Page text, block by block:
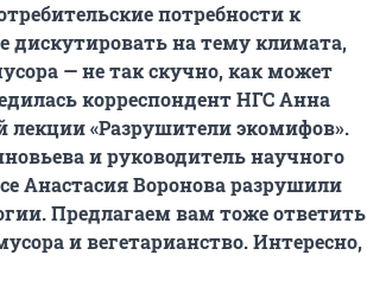
потребности к
на тему климата,
— не так скучно, как может
корреспондент НГС Анна
лекции «Разрушители экомифов».
и руководитель научного
Анастасия Воронова разрушили
Предлагаем вам тоже ответить
и вегетарианство. Интересно,